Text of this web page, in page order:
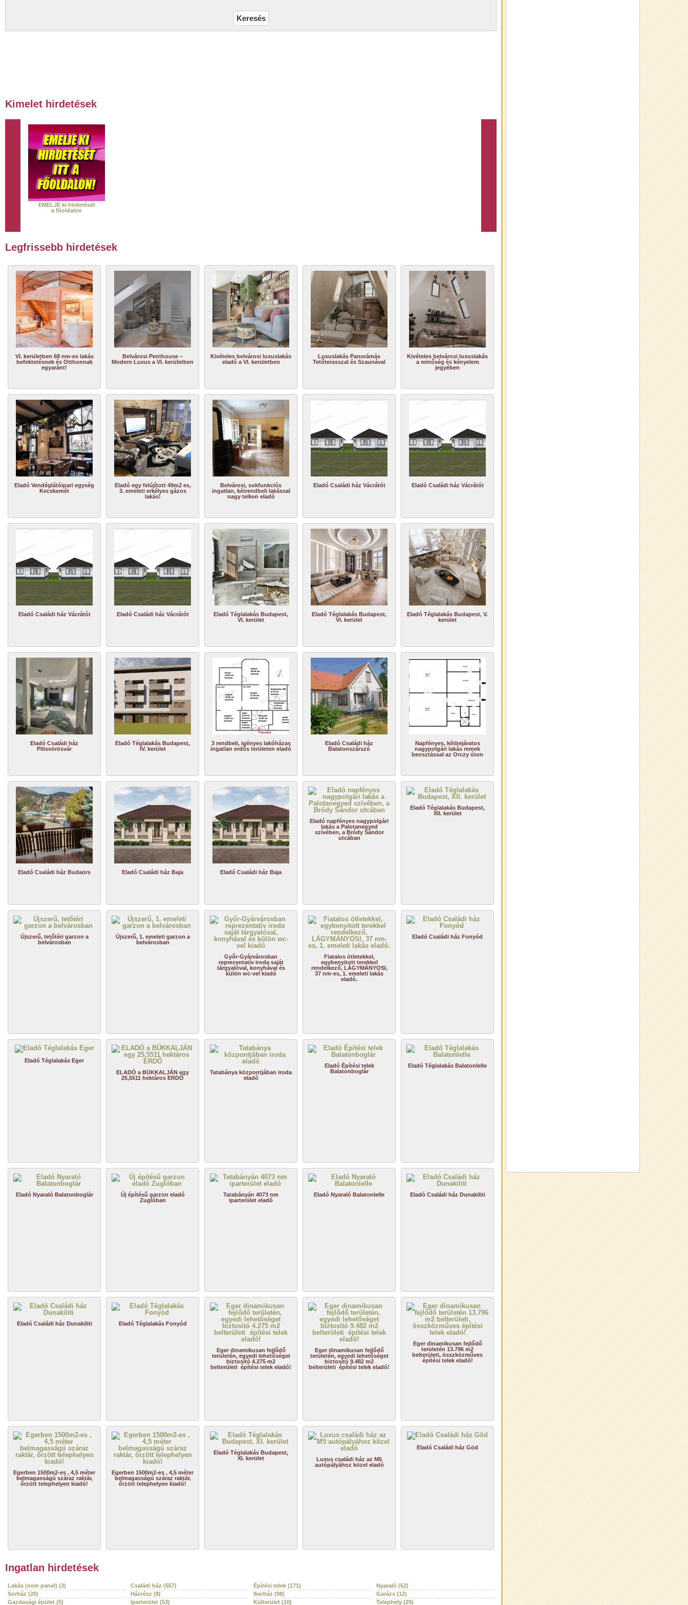
Kimelet hirdetések
EMELJE ki hirdetését
a fõoldalon
Legfrissebb hirdetések
VI. kerületben 68 nm-es lakás
befektetésnek és Otthonnak
egyaránt!
Belvárosi Penthouse –
Modern Luxus a VI. kerületben
Kivételes belvárosi luxuslakás
eladó a VI. kerületben
Luxuslakás Panorámás
Tetőterasszal és Szaunával
Kivételes belvárosi luxuslakás
a minőség és kényelem
jegyében
Eladó Vendéglátóipari egység
Kecskemét
Eladó egy felújított 49m2 es,
3. emeleti erkélyes gázos
lakás!
Belvárosi, sokfunkciós
ingatlan, kétrendbeli lakással
nagy telken eladó
Eladó Családi ház Vácrátót Eladó Családi ház Vácrátót
Eladó Családi ház Vácrátót Eladó Családi ház Vácrátót
Eladó Téglalakás Budapest,
VI. kerület
Eladó Téglalakás Budapest,
VI. kerület
Eladó Téglalakás Budapest, V.
kerület
Eladó Családi ház
Pilisvörösvár
Eladó Téglalakás Budapest,
IV. kerület
3 rendbeli, igényes lakóházas
ingatlan erdős területen eladó
Eladó Családi ház
Balatonszárszó
Napfényes, kétbejáratos
nagypolgári lakás remek
beosztással az Orczy úton
Eladó Családi ház Budaörs Eladó Családi ház Baja Eladó Családi ház Baja
Eladó napfényes nagypolgári
lakás a Palotanegyed
szívében, a Bródy Sándor
utcában
Eladó Téglalakás Budapest,
XII. kerület
Újszerű, tetőtéri garzon a
belvárosban
Újszerű, 1. emeleti garzon a
belvárosban
Győr-Gyárvárosban
reprezentatív iroda saját
tárgyalóval, konyhával és
külön wc-vel kiadó
Fiatalos ötletekkel,
egybenyitott terekkel
rendelkező, LÁGYMÁNYOSI,
37 nm-es, 1. emeleti lakás
eladó.
Eladó Családi ház Fonyód
Eladó Téglalakás Eger
ELADÓ a BÜKKALJÁN egy
25,5511 hektáros ERDŐ
Tatabánya központjában iroda
eladó
Eladó Építési telek
Balatonboglár
Eladó Téglalakás Balatonlelle
Eladó Nyaraló Balatonboglár
Új építésű garzon eladó
Zuglóban
Tatabányán 4073 nm
iparterület eladó
Eladó Nyaraló Balatonlelle Eladó Családi ház Dunakiliti
Eladó Családi ház Dunakiliti Eladó Téglalakás Fonyód
Eger dinamikusan fejlődő
területén, egyedi lehetőséget
biztosító 4.275 m2
belterületi építési telek eladó!
Eger dinamikusan fejlődő
területén, egyedi lehetőséget
biztosító 9.482 m2
belterületi építési telek eladó!
Eger dinamikusan fejlődő
területén 13.796 m2
belterületi, összközműves
építési telek eladó!
Egerben 1500m2-es , 4,5 méter
belmagasságú száraz raktár,
őrzött telephelyen kiadó!
Egerben 1500m2-es , 4,5 méter
belmagasságú száraz raktár,
őrzött telephelyen kiadó!
Eladó Téglalakás Budapest,
XI. kerület
Luxus családi ház az M5
autópályához közel eladó
Eladó Családi ház Göd
Ingatlan hirdetések
Lakás (nem panel) (3) Családi ház (557) Építési telek (171)
Nyaraló (52)
Sorház (20)
Házrész (8) Ikerház (98)
Garázs (12)
Gazdasági épület (5)
Iparterület (53) Külterület (10) Telephely (29)